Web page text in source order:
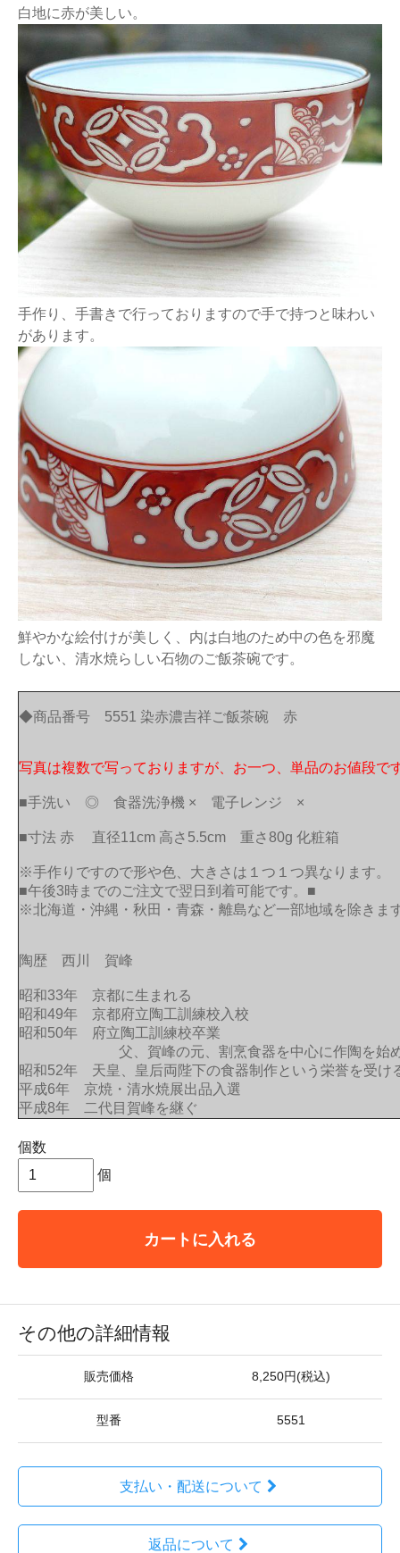
白地に赤が美しい。
手作り、手書きで行っておりますので手で持つと味わい
があります。
鮮やかな絵付けが美しく、内は白地のため中の色を邪魔
しない、清水焼らしい石物のご飯茶碗です。
◆商品番号 5551 染赤濃吉祥ご飯茶碗 赤
写真は複数で写っておりますが、お一つ、単品のお値段で
■手洗い ◎ 食器洗浄機 × 電子レンジ ×
■寸法 赤 直径11cm 高さ5.5cm 重さ80g 化粧箱
※手作りですので形や色、大きさは１つ１つ異なります。
■午後3時までのご注文で翌日到着可能です。■
※北海道・沖縄・秋田・青森・離島など一部地域を除きま
陶歴 西川 賀峰
昭和33年 京都に生まれる
昭和49年 京都府立陶工訓練校入校
昭和50年 府立陶工訓練校卒業
父、賀峰の元、割烹食器を中心に作陶を始め
昭和52年 天皇、皇后両陛下の食器制作という栄誉を受け
平成6年 京焼・清水焼展出品入選
平成8年 二代目賀峰を継ぐ
個数
個
カートに入れる
その他の詳細情報
販売価格 8,250円(税込)
型番 5551
支払い・配送について
返品について